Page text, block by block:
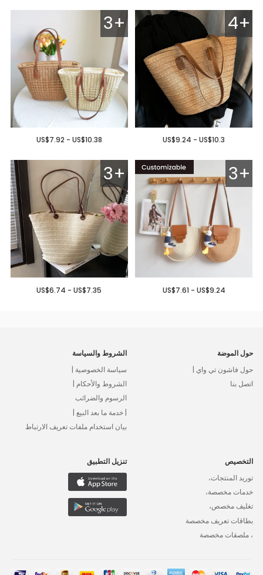
4+
US$9.24 - US$10.3
3+
US$7.92 - US$10.38
3+
US$7.61 - US$9.24
3+
US$6.74 - US$7.35
حول الموضة
حول فاشون تي واي |
اتصل بنا
الشروط والسياسة
سياسة الخصوصية |
الشروط والأحكام |
الرسوم والضرائب
| خدمة ما بعد البيع |
بيان استخدام ملفات تعريف الارتباط
التخصيص
توريد المنتجات،
خدمات مخصصة،
تغليف مخصص،
بطاقات تعريف مخصصة
، ملصقات مخصصة
تنزيل التطبيق